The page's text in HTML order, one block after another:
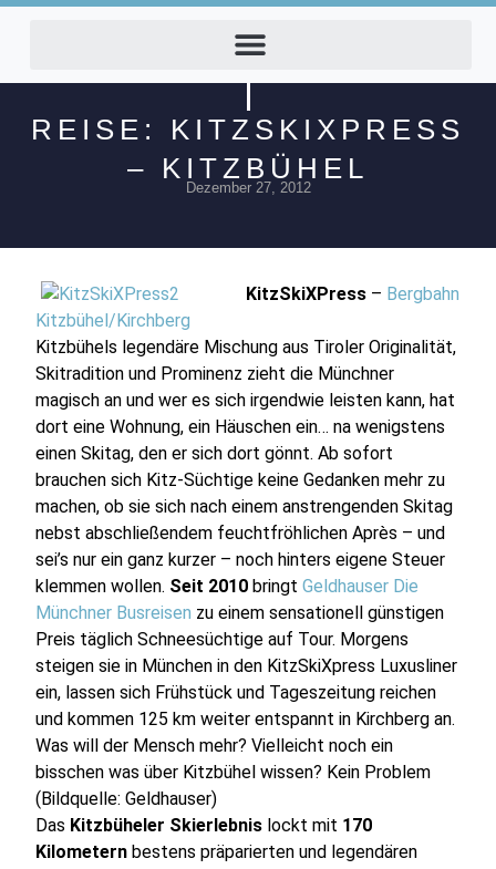
REISE: KITZSKIXPRESS
– KITZBÜHEL
Dezember 27, 2012
KitzSkiXPress – Bergbahn
Kitzbühel/Kirchberg
Kitzbühels legendäre Mischung aus Tiroler Originalität,
Skitradition und Prominenz zieht die Münchner
magisch an und wer es sich irgendwie leisten kann, hat
dort eine Wohnung, ein Häuschen ein… na wenigstens
einen Skitag, den er sich dort gönnt. Ab sofort
brauchen sich Kitz-Süchtige keine Gedanken mehr zu
machen, ob sie sich nach einem anstrengenden Skitag
nebst abschließendem feuchtfröhlichen Après – und
sei’s nur ein ganz kurzer – noch hinters eigene Steuer
klemmen wollen. Seit 2010 bringtGeldhauser Die
Münchner Busreisen zu einem sensationell günstigen
Preis täglich Schneesüchtige auf Tour. Morgens
steigen sie in München in den KitzSkiXpress Luxusliner
ein, lassen sich Frühstück und Tageszeitung reichen
und kommen 125 km weiter entspannt in Kirchberg an.
Was will der Mensch mehr? Vielleicht noch ein
bisschen was über Kitzbühel wissen? Kein Problem
(Bildquelle: Geldhauser)
Das Kitzbüheler Skierlebnis lockt mit 170
Kilometernbestens präparierten und legendären